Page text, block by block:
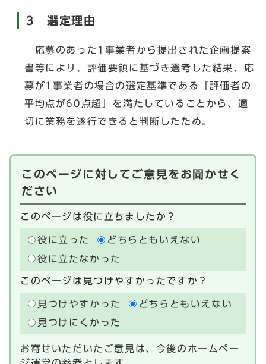
3 選定理由
応募のあった1事業者から提出された企画提案
書等により、評価要領に基づき選考した結果、応
募が1事業者の場合の選定基準である「評価者の
平均点が60点超」を満たしていることから、適
切に業務を遂行できると判断したため。
このページに対してご意見をお聞かせく
ださい
このページは役に立ちましたか？
役に立った
どちらともいえない
役に立たなかった
このページは見つけやすかったですか？
見つけやすかった
どちらともいえない
見つけにくかった
お寄せいただいたご意見は、今後のホームペー